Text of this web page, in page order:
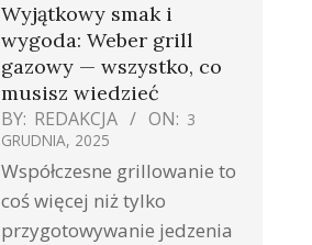
Wyjątkowy smak i
wygoda: Weber grill
gazowy — wszystko, co
musisz wiedzieć
BY: REDAKCJA ON: 3
GRUDNIA, 2025
Współczesne grillowanie to
coś więcej niż tylko
przygotowywanie jedzenia